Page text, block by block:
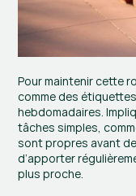
Pour maintenir cette
comme des
hebdomadaires.
tâches simples,
sont propres avant
d’apporter
plus proche.